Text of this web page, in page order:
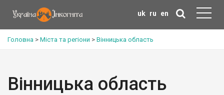
uk ru en
Головна > Міста та регіони > Вінницька область
Вінницька область